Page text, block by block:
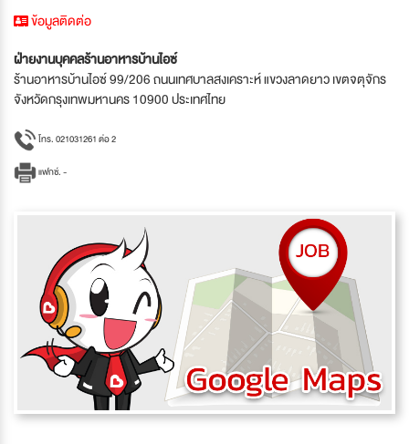
ข้อมูลติดต่อ
ฝ่ายงานบุคคลร้านอาหารบ้านไอซ์
ร้านอาหารบ้านไอซ์ 99/206 ถนนเทศบาลสงเคราะห์ แขวงลาดยาว เขตจตุจักร
จังหวัดกรุงเทพมหานคร 10900 ประเทศไทย
โทร. 021031261 ต่อ 2
แฟกซ์. -